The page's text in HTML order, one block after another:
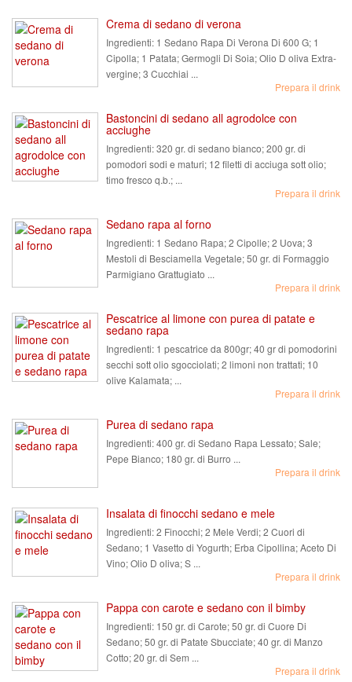
Crema di sedano di verona
Ingredienti: 1 Sedano Rapa Di Verona Di 600 G; 1
Cipolla; 1 Patata; Germogli Di Soia; Olio D oliva Extra-
vergine; 3 Cucchiai ...
Prepara il drink
Bastoncini di sedano all agrodolce con
acciughe
Ingredienti:320 gr. di sedano bianco; 200 gr. di
pomodori sodi e maturi; 12 filetti di acciuga sott olio;
timo fresco q.b.; ...
Prepara il drink
Sedano rapa al forno
Ingredienti: 1 Sedano Rapa; 2 Cipolle; 2 Uova; 3
Mestoli di Besciamella Vegetale; 50 gr. di Formaggio
Parmigiano Grattugiato ...
Prepara il drink
Pescatrice al limone con purea di patate e
sedano rapa
Ingredienti: 1 pescatrice da 800gr; 40 gr di pomodorini
secchi sott olio sgocciolati; 2 limoni non trattati; 10
olive Kalamata; ...
Prepara il drink
Purea di sedano rapa
Ingredienti:400 gr. di Sedano Rapa Lessato; Sale;
Pepe Bianco; 180 gr. di Burro ...
Prepara il drink
Insalata di finocchi sedano e mele
Ingredienti:2 Finocchi; 2 Mele Verdi; 2 Cuori di
Sedano; 1 Vasetto di Yogurth; Erba Cipollina; Aceto Di
Vino; Olio D oliva; S ...
Prepara il drink
Pappa con carote e sedano con il bimby
Ingredienti: 150 gr. di Carote; 50 gr. di Cuore Di
Sedano; 50 gr. di Patate Sbucciate; 40 gr. di Manzo
Cotto; 20 gr. di Sem ...
Prepara il drink